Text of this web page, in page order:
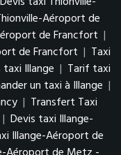
Aéroport de
de Francfort |
de Francfort | Taxi
taxi Illange | Tarif taxi
un taxi à Illange |
| Transfert Taxi
| Devis taxi Illange-
Illange-Aéroport de